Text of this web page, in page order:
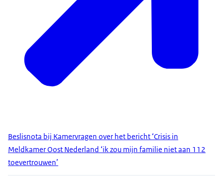
Beslisnota bij Kamervragen over het bericht ‘Crisis in
Meldkamer Oost Nederland ‘ik zou mijn familie niet aan 112
toevertrouwen’